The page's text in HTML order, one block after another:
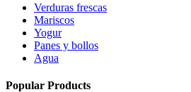
Verduras frescas
Mariscos
Yogur
Panes y bollos
Agua
Popular Products